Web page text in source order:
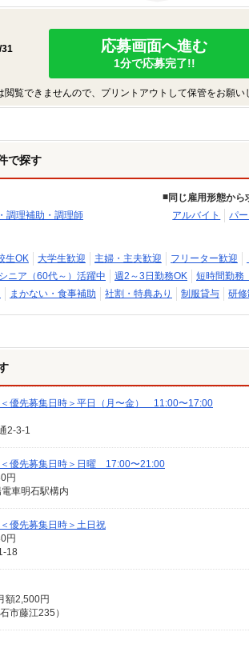
31
応募画面へ進む
1分で応募完了!!
覧できませんので、プリントアウトして保管をお願い
で探す
調理補助・調理師
同じ雇用形態から
アルバイト
パー
生OK 大学生歓迎 主婦・主夫歓迎 フリーター歓迎
シニア（60代～）活躍中 週2～3日勤務OK 短時間勤務
まかない・食事補助 社割・特典あり 制服貸与 研修
優先募集日時＞平日（月〜金） 11:00〜17:00
2-3-1
優先募集日時＞日曜 17:00〜21:00
円
車明石駅構内
優先募集日時＞土日祝
円
18
額2,500円
市藤江235）